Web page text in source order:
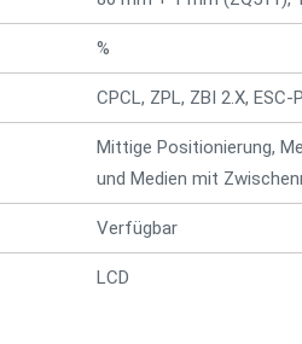
%
CPCL, ZPL, ZBI 2.X,
Mittige Positionierung,
und Medien mit
Verfügbar
LCD